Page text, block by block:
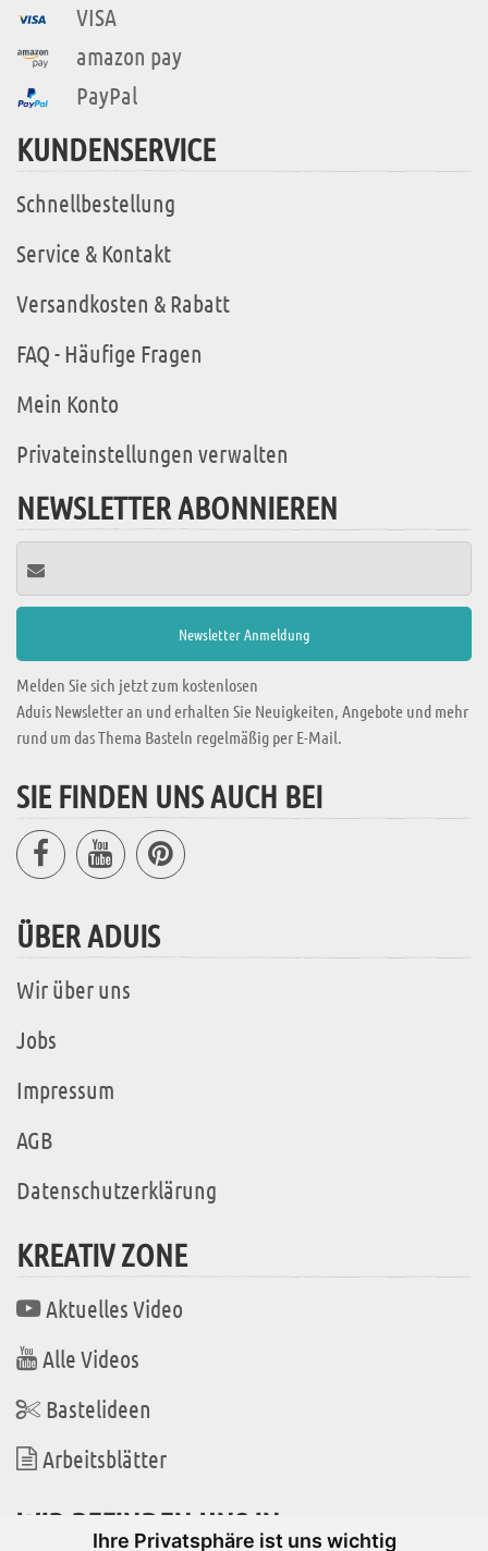
Ihre Privatsphäre ist uns wichtig
VISA
amazon pay
PayPal
KUNDENSERVICE
Schnellbestellung
Service & Kontakt
Versandkosten & Rabatt
FAQ - Häufige Fragen
Mein Konto
Privateinstellungen verwalten
NEWSLETTER ABONNIEREN
Melden Sie sich jetzt zum kostenlosen
Aduis Newsletter an und erhalten Sie Neuigkeiten, Angebote und mehr
rund um das Thema Basteln regelmäßig per E-Mail.
SIE FINDEN UNS AUCH BEI
ÜBER ADUIS
Wir über uns
Jobs
Impressum
AGB
Datenschutzerklärung
KREATIV ZONE
Aktuelles Video
Alle Videos
Bastelideen
Arbeitsblätter
WIR BEFINDEN UNS IN